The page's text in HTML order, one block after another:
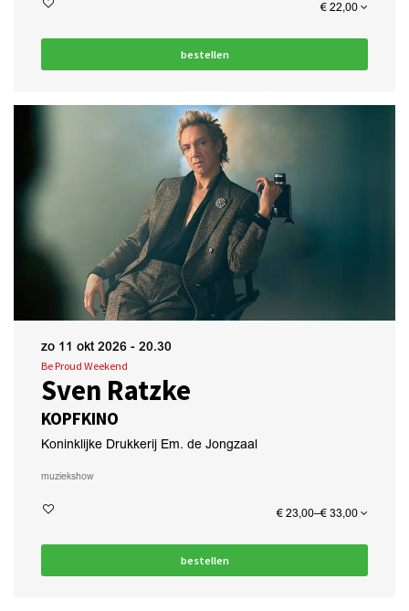
€ 22,00
bestellen
Sven Ratzke
KOPFKINO
Be Proud Weekend
zo 11 okt 2026 - 20.30
Koninklijke Drukkerij Em. de Jongzaal
muziekshow
€ 23,00–€ 33,00
bestellen